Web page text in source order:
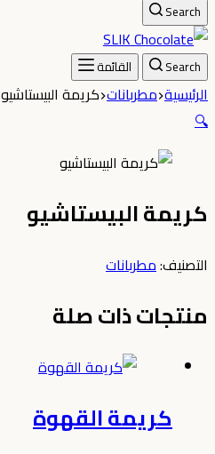
Search
Search القائمة
الرئيسية مطربانات كريمة البيستاشيو
🔍
كريمة البيستاشيو
التصنيف:مطربانات
منتجات ذات صلة
كريمة القهوة